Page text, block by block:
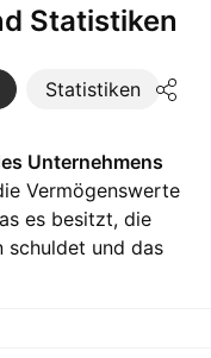
Statistiken
Statistiken
Unternehmens
Vermögenswerte
es besitzt, die
schuldet und das